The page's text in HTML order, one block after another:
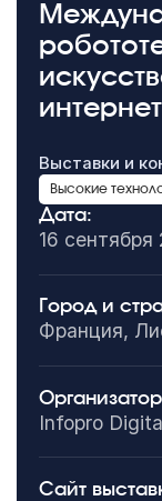
Выставки и
Высокие
Дата:
16
Город и
Франция,
Infopro
Сайт